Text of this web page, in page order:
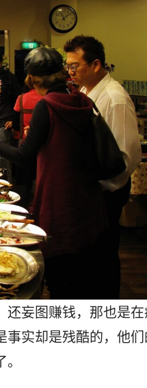
还妄图赚钱，那也是
事实却是残酷的，他